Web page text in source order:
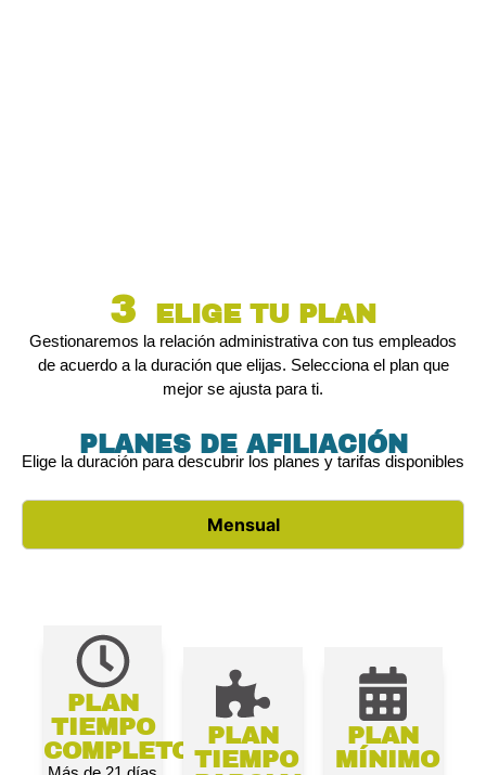
3 ELIGE TU PLAN
Gestionaremos la relación administrativa con tus empleados
de acuerdo a la duración que elijas. Selecciona el plan que
mejor se ajusta para ti.
PLANES DE AFILIACIÓN
Elige la duración para descubrir los planes y tarifas disponibles
Mensual
PLAN
TIEMPO
COMPLETO
PLAN
TIEMPO
PLAN
MÍNIMO